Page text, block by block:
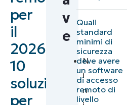
per
il
2026:
10
soluzioni
per
software
di
desktop
remoto
sicuro?
Le
migliori
v
e
N
i
n
Quali
standard
minimi di
sicurezza
deve avere
un software
di accesso
remoto di
livello